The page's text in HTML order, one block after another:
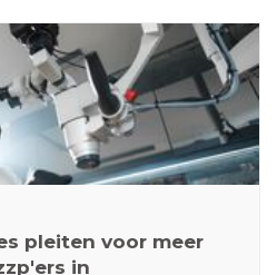
pleiten voor meer
in